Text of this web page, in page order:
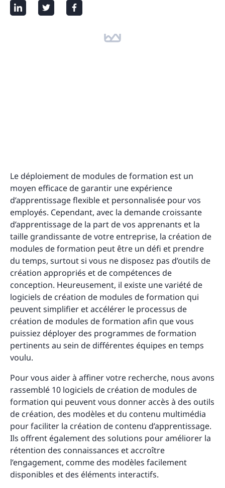
Le déploiement de modules de formation est un
moyen efficace de garantir une expérience
d’apprentissage flexible et personnalisée pour vos
employés. Cependant, avec la demande croissante
d’apprentissage de la part de vos apprenants et la
taille grandissante de votre entreprise, la création de
modules de formation peut être un défi et prendre
du temps, surtout si vous ne disposez pas d’outils de
création appropriés et de compétences de
conception. Heureusement, il existe une variété de
logiciels de création de modules de formation qui
peuvent simplifier et accélérer le processus de
création de modules de formation afin que vous
puissiez déployer des programmes de formation
pertinents au sein de différentes équipes en temps
voulu.
Pour vous aider à affiner votre recherche, nous avons
rassemblé 10 logiciels de création de modules de
formation qui peuvent vous donner accès à des outils
de création, des modèles et du contenu multimédia
pour faciliter la création de contenu d’apprentissage.
Ils offrent également des solutions pour améliorer la
rétention des connaissances et accroître
l’engagement, comme des modèles facilement
disponibles et des éléments interactifs.